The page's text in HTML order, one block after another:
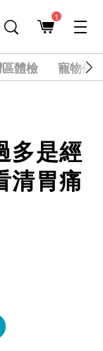
1
體檢 寵物健
多是經
清胃痛